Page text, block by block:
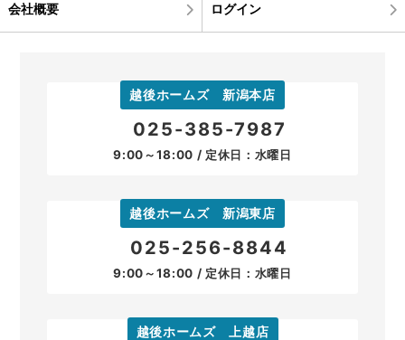
会社概要 ログイン
越後ホームズ 新潟本店
025-385-7987
9:00～18:00 / 定休日：水曜日
越後ホームズ 新潟東店
025-256-8844
9:00～18:00 / 定休日：水曜日
越後ホームズ 上越店